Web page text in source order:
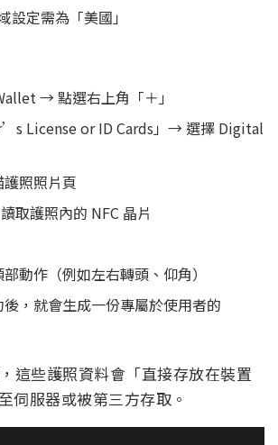
設定需為「美國」
→ 點選右上角「＋」
License or ID Cards」→ 選擇 Digital
照照片頁
取護照內的 NFC 晶片
動作（例如左右轉頭、仰角）
，就會生成一份專屬於使用者的
這些護照資料會「直接存放在裝置
伺服器或被第三方存取。